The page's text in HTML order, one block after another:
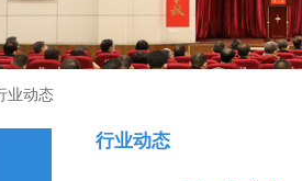
业动态
行业动态